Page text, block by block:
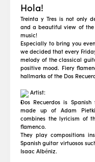
Hola!
Treinta y Tres is not only
and a beautiful view of
music!
Especially to bring you
we decided that every
melody of the classical
positive mood. Fiery
hallmarks of the Dos
Artist:
Dos Recuerdos is
made up of Adam
combines the lyricism of
flamenco.
They play compositions
Spanish guitar virtuosos
Isaac Albéniz.